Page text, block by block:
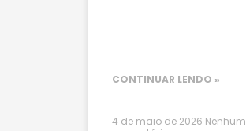
CONTINUAR LENDO »
4 de maio de 2026 Nenhum